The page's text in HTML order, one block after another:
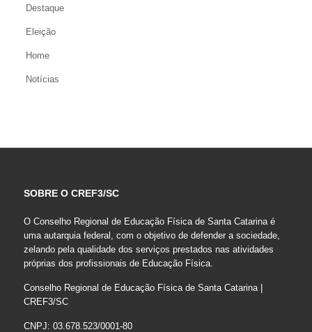
Destaque
Eleição
Home
Notícias
SOBRE O CREF3/SC
O Conselho Regional de Educação Física de Santa Catarina é
uma autarquia federal, com o objetivo de defender a sociedade,
zelando pela qualidade dos serviços prestados nas atividades
próprias dos profissionais de Educação Física.
Conselho Regional de Educação Física de Santa Catarina |
CREF3/SC
CNPJ: 03.678.523/0001-80